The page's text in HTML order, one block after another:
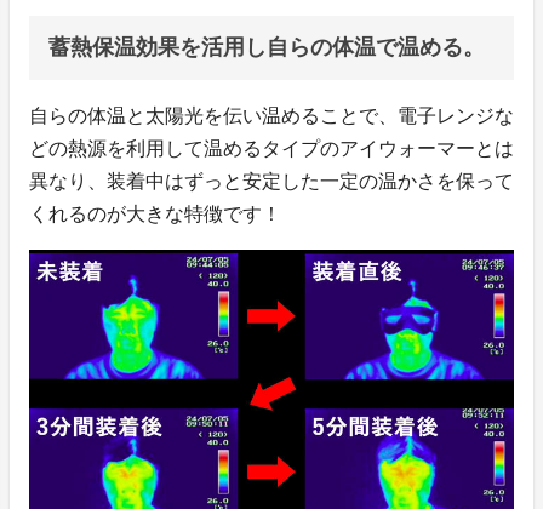
蓄熱保温効果を活用し自らの体温で温める。
自らの体温と太陽光を伝い温めることで、電子レンジな
どの熱源を利用して温めるタイプのアイウォーマーとは
異なり、装着中はずっと安定した一定の温かさを保って
くれるのが大きな特徴です！